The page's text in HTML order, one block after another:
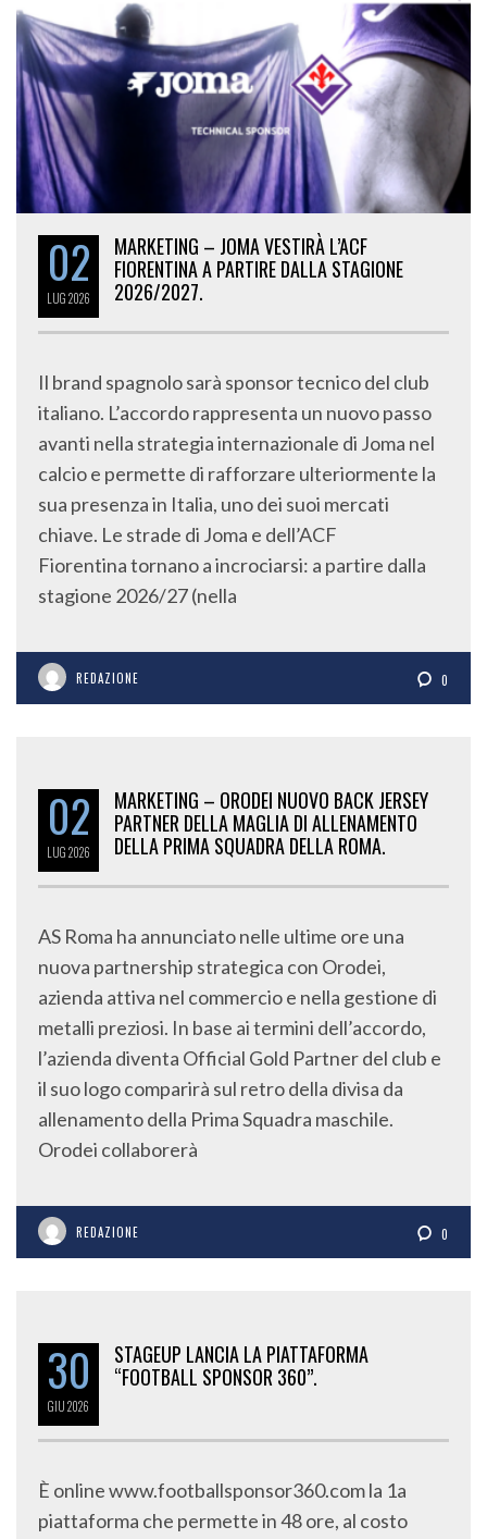
02
LUG2026
MARKETING – JOMA VESTIRÀ L’ACF
FIORENTINA A PARTIRE DALLA STAGIONE
2026/2027.
Il brand spagnolo sarà sponsor tecnico del club
italiano. L’accordo rappresenta un nuovo passo
avanti nella strategia internazionale di Joma nel
calcio e permette di rafforzare ulteriormente la
sua presenza in Italia, uno dei suoi mercati
chiave. Le strade di Joma e dell’ACF
Fiorentina tornano a incrociarsi: a partire dalla
stagione 2026/27 (nella
REDAZIONE 0
02
LUG2026
MARKETING – ORODEI NUOVO BACK JERSEY
PARTNER DELLA MAGLIA DI ALLENAMENTO
DELLA PRIMA SQUADRA DELLA ROMA.
AS Roma ha annunciato nelle ultime ore una
nuova partnership strategica con Orodei,
azienda attiva nel commercio e nella gestione di
metalli preziosi. In base ai termini dell’accordo,
l’azienda diventa Official Gold Partner del club e
il suo logo comparirà sul retro della divisa da
allenamento della Prima Squadra maschile.
Orodei collaborerà
REDAZIONE 0
30
GIU2026
STAGEUP LANCIA LA PIATTAFORMA
“FOOTBALL SPONSOR 360”.
È online www.footballsponsor360.com la 1a
piattaforma che permette in 48 ore, al costo